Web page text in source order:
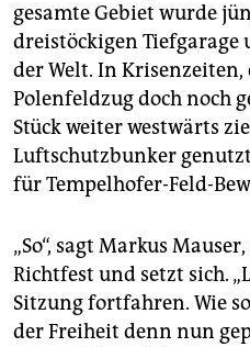
gesamte Gebiet wurde
dreistöckigen
der Welt. In Krisenzeiten,
Polenfeldzug doch noch
Stück weiter westwärts
Luftschutzbunker
für Tempelhofer-Feld-
„So“, sagt Markus
Richtfest und setzt sich.
Sitzung fortfahren. Wie
der Freiheit denn nun